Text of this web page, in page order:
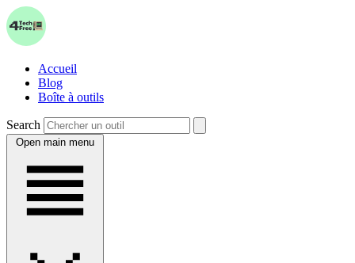
Accueil
Blog
Boîte à outils
Search
Open main menu